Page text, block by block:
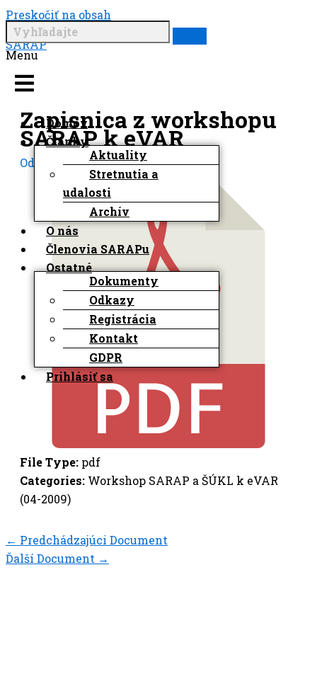
Preskočiť na obsah
SARAP
Menu
Domov
Články
Aktuality
Stretnutia a
udalosti
Archív
O nás
Členovia SARAPu
Ostatné
Dokumenty
Odkazy
Registrácia
Kontakt
GDPR
Prihlásiť sa
Zapisnica z workshopu
SARAP k eVAR
Od Matej Developer/4. júna 2024
File Type: pdf
Categories: Workshop SARAP a ŠÚKL k eVAR
(04-2009)
← Predchádzajúci Document
Ďalší Document →